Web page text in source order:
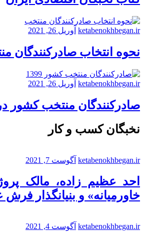
ketabenokhbegan.ir آوریل 26, 2021
نحوه انتخاب صادرکنندگان
ketabenokhbegan.ir آوریل 26, 2021
صادرکنندگان منتخب کشور در
نخبگان کسب و کار
ketabenokhbegan.ir آگوست 7, 2021
احد عظیم زاده، مالک
خاورمیانه» و بنیانگذار
ketabenokhbegan.ir آگوست 4, 2021